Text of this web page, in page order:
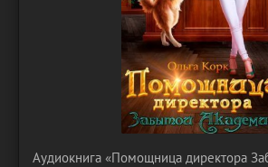
Аудиокнига «Помощница директора